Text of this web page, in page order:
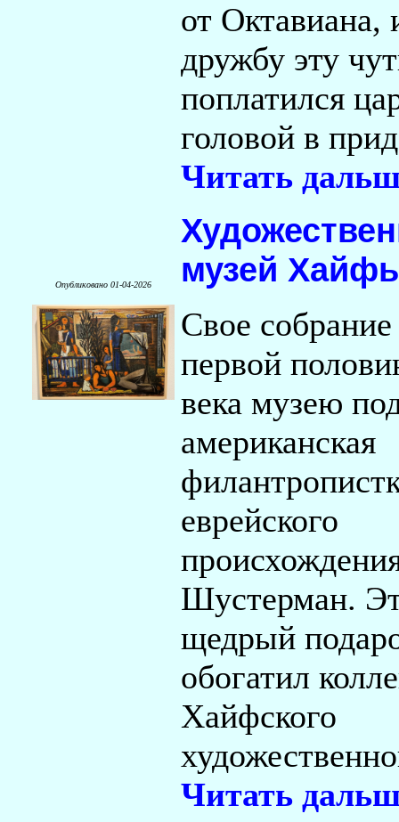
от Октавиана,
дружбу эту
поплатился
головой в
Читать
Опубликовано 01-04-2026
музей
Свое собрание
первой
века музею
американская
еврейского
Шустерман.
щедрый
обогатил
Хайфского
Читать